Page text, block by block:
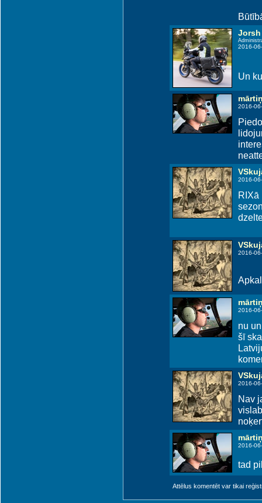
Jorsh
2016-
Un
2016-
2016-
RIXā
2016-
2016-
nu
šī
2016-
Nav
2016-
tad
Attēlus komentēt var tikai